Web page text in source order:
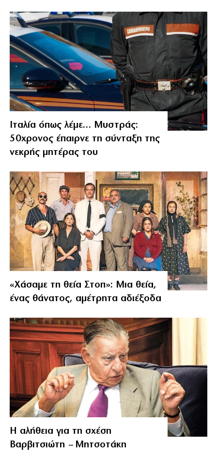
Ιταλία όπως λέμε… Μυστράς:
50χρονος έπαιρνε τη σύνταξη της
νεκρής μητέρας του
«Χάσαμε τη θεία Στοπ»: Μια θεία,
ένας θάνατος, αμέτρητα αδιέξοδα
Η αλήθεια για τη σχέση
Βαρβιτσιώτη – Μητσοτάκη